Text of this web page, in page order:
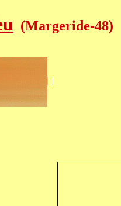
(Margeride-48)